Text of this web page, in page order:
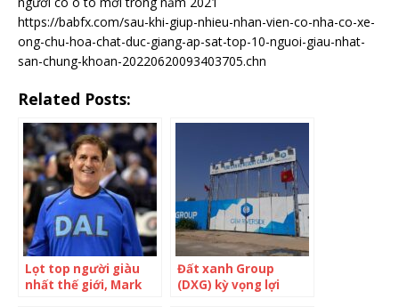
https://babfx.com/sau-khi-giup-nhieu-nhan-vien-co-nha-co-xe-
ong-chu-hoa-chat-duc-giang-ap-sat-top-10-nguoi-giau-nhat-
san-chung-khoan-20220620093403705.chn
Related Posts:
Lọt top người giàu
nhất thế giới, Mark
Đất xanh Group
(DXG) kỳ vọng lợi